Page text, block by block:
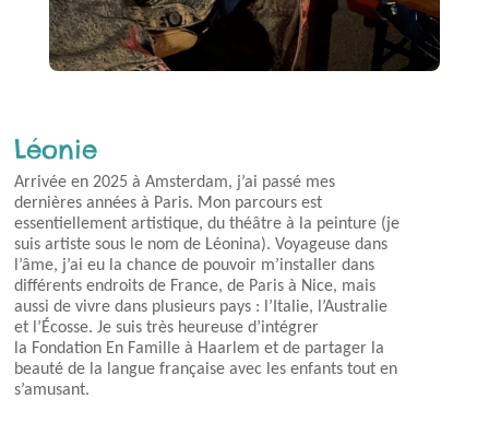
Léonie
Arrivée en 2025 à Amsterdam, j’ai passé mes
dernières années à Paris. Mon parcours est
essentiellement artistique, du théâtre à la peinture (je
suis artiste sous le nom de Léonina). Voyageuse dans
l’âme, j’ai eu la chance de pouvoir m’installer dans
différents endroits de France, de Paris à Nice, mais
aussi de vivre dans plusieurs pays : l’Italie, l’Australie
et l’Écosse. Je suis très heureuse d’intégrer
la FondationEn Famille à Haarlem et de partager la
beauté de la langue française avec les enfants tout en
s’amusant.